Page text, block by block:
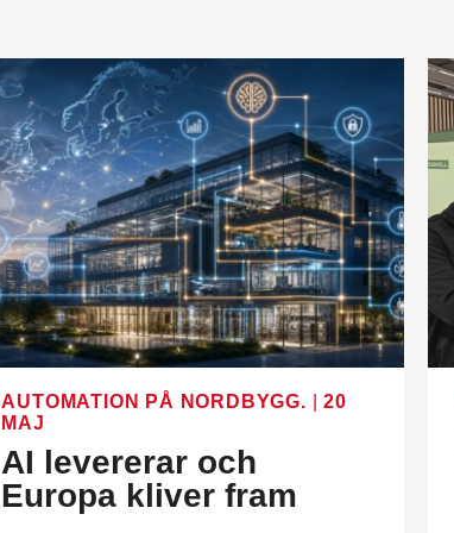
AUTOMATION PÅ NORDBYGG.
20
MAJ
AI levererar och
Europa kliver fram